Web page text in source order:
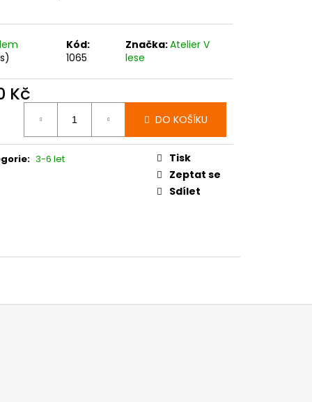
Kód:
1065
Značka:Atelier V
lese
Kč
DO KOŠÍKU
: 3-6 let
Tisk
Zeptat se
Sdílet